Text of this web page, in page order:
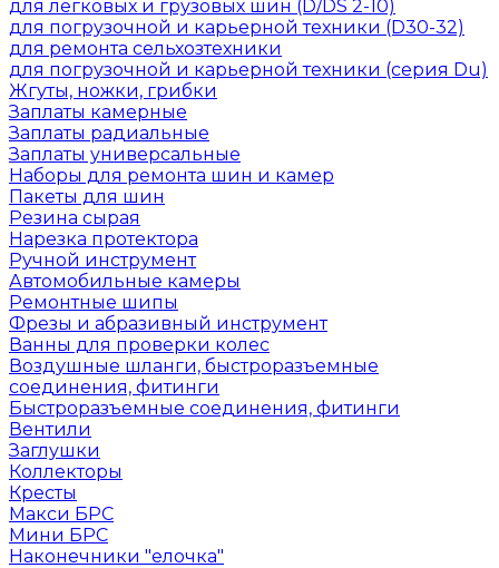
для легковых и грузовых шин (D/DS 2-10)
для погрузочной и карьерной техники (D30-32)
для ремонта сельхозтехники
для погрузочной и карьерной техники (серия Du)
Жгуты, ножки, грибки
Заплаты камерные
Заплаты радиальные
Заплаты универсальные
Наборы для ремонта шин и камер
Пакеты для шин
Резина сырая
Нарезка протектора
Ручной инструмент
Автомобильные камеры
Ремонтные шипы
Фрезы и абразивный инструмент
Ванны для проверки колес
Воздушные шланги, быстроразъемные
соединения, фитинги
Быстроразъемные соединения, фитинги
Вентили
Заглушки
Коллекторы
Кресты
Макси БРС
Мини БРС
Наконечники "елочка"